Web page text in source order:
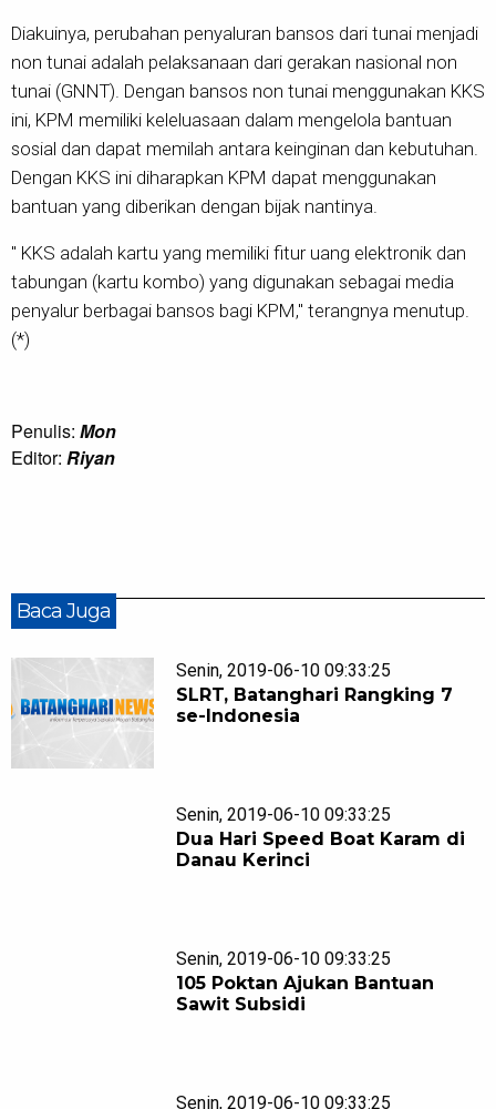
Diakuinya, perubahan penyaluran bansos dari tunai menjadi
non tunai adalah pelaksanaan dari gerakan nasional non
tunai (GNNT). Dengan bansos non tunai menggunakan KKS
ini, KPM memiliki keleluasaan dalam mengelola bantuan
sosial dan dapat memilah antara keinginan dan kebutuhan.
Dengan KKS ini diharapkan KPM dapat menggunakan
bantuan yang diberikan dengan bijak nantinya.
" KKS adalah kartu yang memiliki fitur uang elektronik dan
tabungan (kartu kombo) yang digunakan sebagai media
penyalur berbagai bansos bagi KPM," terangnya menutup.
(*)
Penulis: Mon
Editor: Riyan
Baca Juga
Senin, 2019-06-10 09:33:25
SLRT, Batanghari Rangking 7
se-Indonesia
Senin, 2019-06-10 09:33:25
Dua Hari Speed Boat Karam di
Danau Kerinci
Senin, 2019-06-10 09:33:25
105 Poktan Ajukan Bantuan
Sawit Subsidi
Senin, 2019-06-10 09:33:25